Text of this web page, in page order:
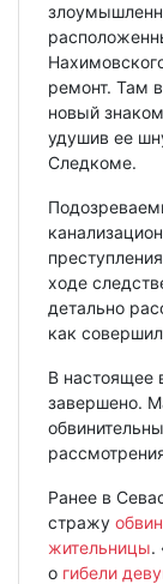
ремонт. Там
новый
удушив ее
Следкоме.
ходе
детально
как
В настоящее
завершено.
Ранее в
стражу
жительницы.
о гибели